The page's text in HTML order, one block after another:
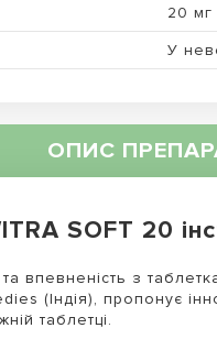
20 мг
У
ОПИС
SOFT 20
впевненість з
(Індія), пропонує
таблетці.